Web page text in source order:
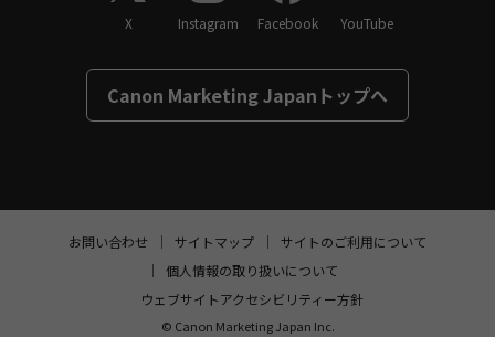
X Instagram Facebook YouTube
Canon Marketing Japanトップへ
お問い合わせ サイトマップ
サイトのご利用について
個人情報の取り扱いについて
ウェブサイトアクセシビリティー方針
© Canon Marketing Japan Inc.